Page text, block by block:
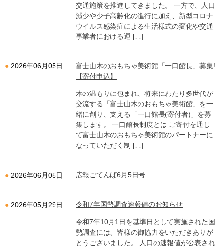
交通施策を推進してきました。 一方で、人口
減少や少子高齢化の進行に加え、新型コロナ
ウイルス感染症による生活様式の変化や交通
事業者における運 […]
2026年06月05日
富士山木のおもちゃ美術館「一口館長」募集!
【寄付申込】
木の温もりに包まれ、将来にわたり多世代が
交流する「富士山木のおもちゃ美術館」を一
緒に創り、支える「一口館長(寄付者)」を募
集します。 一口館長制度とは ご寄付を通じ
て富士山木のおもちゃ美術館のパートナーに
なっていただく制 […]
2026年06月05日 広報ごてんば6月5日号
2026年05月29日 令和7年国勢調査速報値のお知らせ
令和7年10月1日を基準日として実施された国
勢調査には、皆様の御協力をいただきありが
とうございました。 人口の速報値が公表され